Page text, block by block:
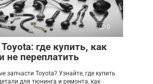
0
где купить, как
не переплатить
запчасти Toyota? Узнайте, где купить
для тюнинга и ремонта, как